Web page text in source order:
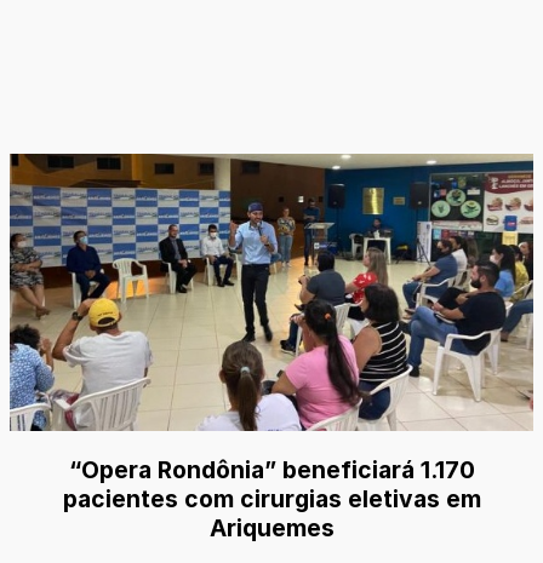
“Opera Rondônia” beneficiará 1.170
pacientes com cirurgias eletivas em
Ariquemes